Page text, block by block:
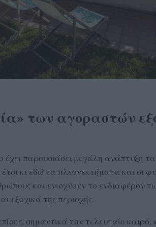
των αγοραστών
παρουσιάσει μεγάλη ανάπτυξη
κι εδώ τα πλεονεκτήματα και οι
και ενισχύουν το ενδιαφέρον
εξοχικά της περιοχής.
σημαντικά τον τελευταίο καιρό,